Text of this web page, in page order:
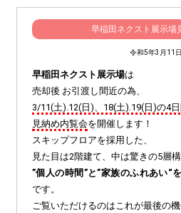
早稲田ネクスト展示場
令和5年3月11
早稲田ネクスト展示場は
売却後 お引渡し間近の為、
3/11(土).12(日)、18(土).19(日)の4日
見納め内覧会を開催します！
スキップフロアを採用した、
見た目は2階建て、中は驚きの5層構
”個人の時間”と”家族のふれあい“
です。
ご覧いただけるのはこれが最後の機